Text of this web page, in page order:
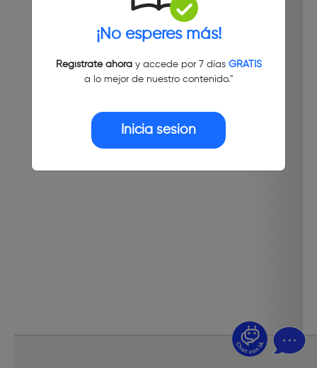
¡No esperes más!
Regístrate ahoray accede por 7 días GRATIS
a lo mejor de nuestro contenido."
Inicia sesión